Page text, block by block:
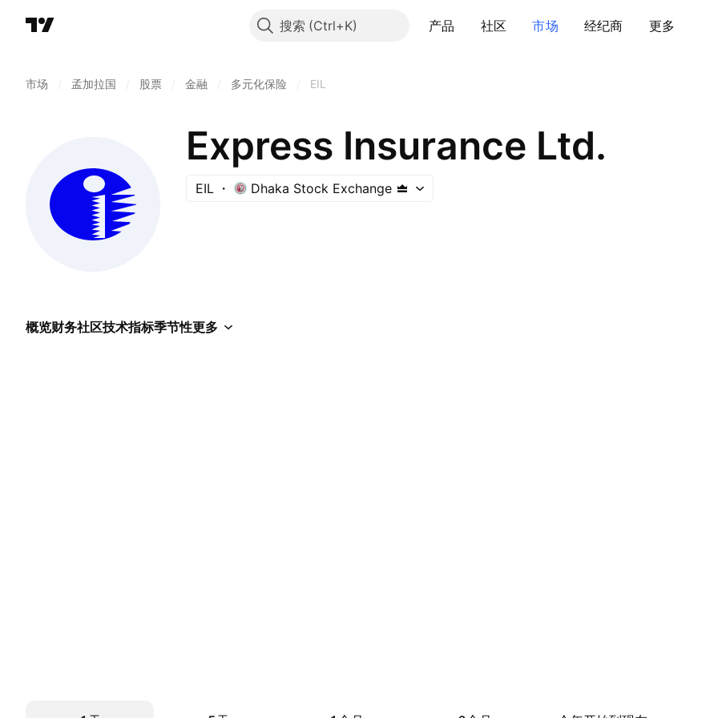
搜索 产品 社区 市场 经纪商 更多
市场 孟加拉国 股票 金融 多元化保险 EIL
Express Insurance Ltd.
EIL Dhaka Stock Exchange
概览财务社区技术指标季节性更多